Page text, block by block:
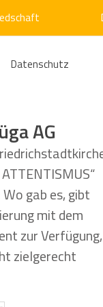
Datenschutz
Vergabe
AG
gab es, gibt
mit dem
zur Verfügung,
zielgerecht